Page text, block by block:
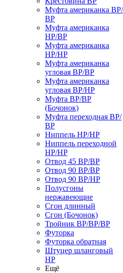
Муфта американка ВР/
ВР
Муфта американка
НР/ВР
Муфта американка
НР/НР
Муфта американка
угловая ВР/ВР
Муфта американка
угловая ВР/НР
Муфта ВР/ВР
(Бочонок)
Муфта переходная ВР/
ВР
Ниппель НР/НР
Ниппель переходной
НР/НР
Отвод 45 ВР/ВР
Отвод 90 ВР/ВР
Отвод 90 ВР/НР
Полусгоны
нержавеющие
Сгон длинный
Сгон (Бочонок)
Тройник ВР/ВР/ВР
Футорка
Футорка обратная
Штуцер шланговый
НР
Ещё